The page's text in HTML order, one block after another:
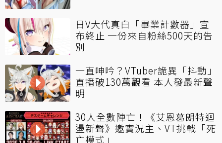
日V大代真白「畢業計數器」宣
布終止 一份來自粉絲500天的告
別
一直呻吟？VTuber詭異「抖動」
直播破130萬觀看 本人發最新聲
明
30人全數陣亡！《艾恩葛朗特迴
盪新聲》邀實況主、VT挑戰「死
亡模式」